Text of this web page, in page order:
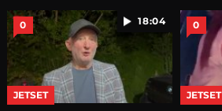
18:04
0
JETSET
0
JETSET